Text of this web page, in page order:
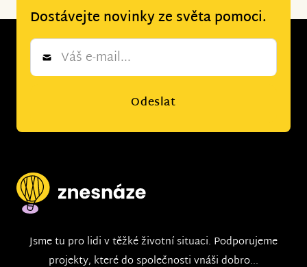
Dostávejte novinky ze světa pomoci.
Newsletter
Odeslat
Jsme tu pro lidi v těžké životní situaci. Podporujeme
projekty, které do společnosti vnáši dobro...